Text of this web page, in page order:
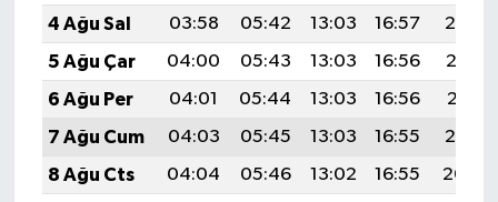
4 Ağu Sal
03:58 05:42 13:03 16:57
20:14
5 Ağu Çar
04:00 05:43 13:03 16:56
20:12
6 Ağu Per
04:01 05:44 13:03 16:56
20:11
7 Ağu Cum
04:03 05:45 13:03 16:55
20:10
8 Ağu Cts
04:04 05:46 13:02 16:55
20:09